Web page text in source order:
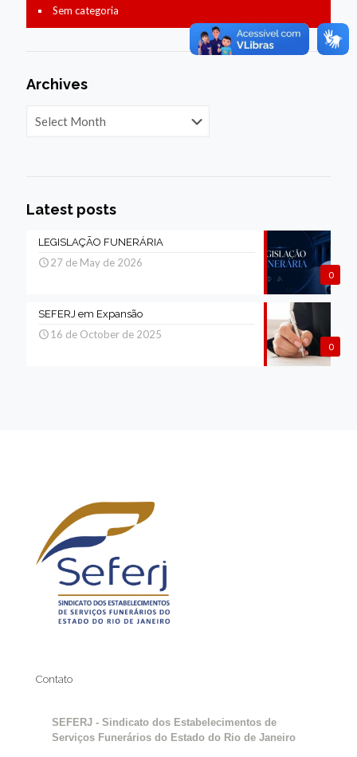
Sem categoria
Archives
Latest posts
0
LEGISLAÇÃO FUNERÁRIA
27 de May de 2026
0
SEFERJ em Expansão
16 de October de 2025
Contato
SEFERJ - Sindicato dos Estabelecimentos de
Serviços Funerários do Estado do Rio de Janeiro